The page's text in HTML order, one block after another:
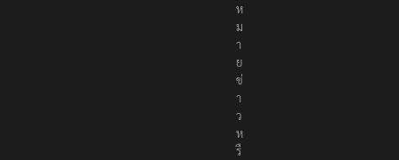
ห
ม
า
ย
ข่
า
ว
ห
รื